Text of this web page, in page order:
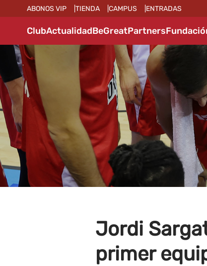
ABONOS VIP TIENDA CAMPUS ENTRADAS
ClubActualidadBeGreatPartners
Jordi
primer